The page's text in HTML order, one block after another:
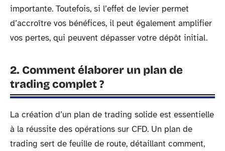
importante. Toutefois, si l’effet de levier permet
d’accroître vos bénéfices, il peut également amplifier
vos pertes, qui peuvent dépasser votre dépôt initial.
2. Comment élaborer un plan de
trading complet ?
La création d’un plan de trading solide est essentielle
à la réussite des opérations sur CFD. Un plan de
trading sert de feuille de route, détaillant comment,